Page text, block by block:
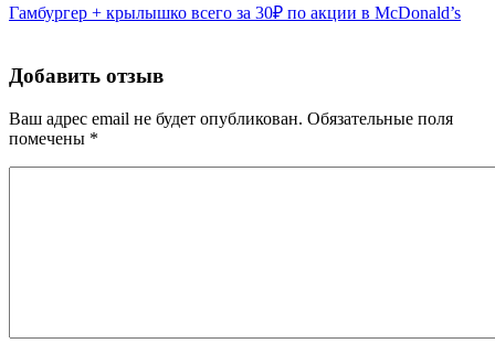
Гамбургер + крылышко всего за 30₽ по акции в McDonald’s
Добавить отзыв
Ваш адрес email не будет опубликован. Обязательные поля
помечены *